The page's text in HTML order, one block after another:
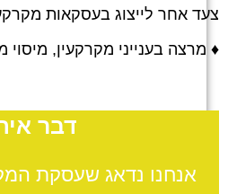
אחר לייצוג בעסקאות מקרקעין;
בענייני מקרקעין, מיסוי
דבר
אנחנו נדאג שעסקת